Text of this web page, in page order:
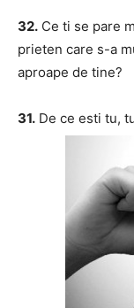
32. Ce ti se pare
prieten care s-a
aproape de tine?
31. De ce esti tu,